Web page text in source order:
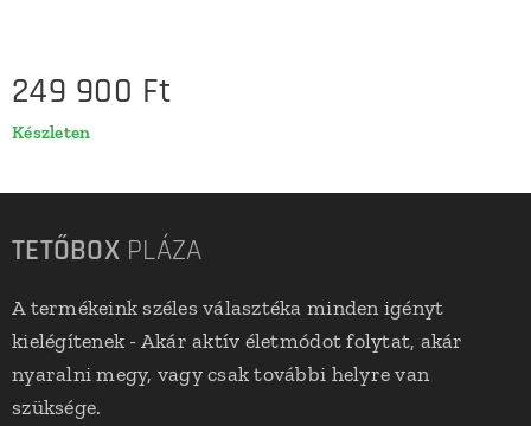
249 900 Ft
Készleten
TETŐBOX PLÁZA
A termékeink széles választéka minden igényt
kielégítenek - Akár aktív életmódot folytat, akár
nyaralni megy, vagy csak további helyre van
szüksége.